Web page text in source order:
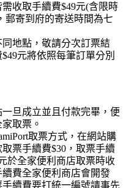
收取手續費$49元(含限時
郵寄到府的寄送時間為七
地點，敬請分次訂票結
元將依照每筆訂單分別
旦成立並且付款完畢，便
取票。
取票方式，在網站購
票手續費$30，取票手續
於全家便利商店取票時收
費全家便利商店會開發
續費要打統一編號請事先